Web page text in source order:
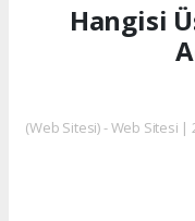
Hangisi
(Web Sitesi) - Web Sitesi |